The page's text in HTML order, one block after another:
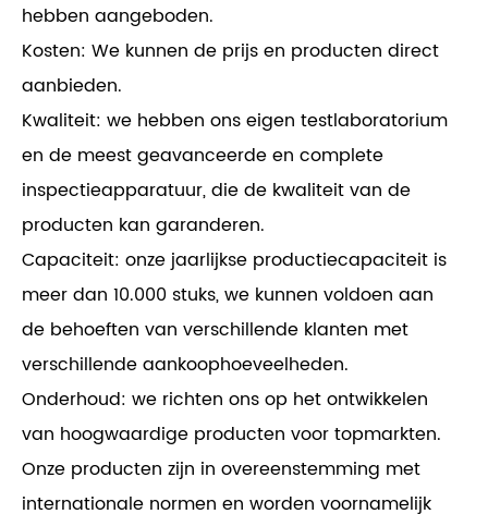
hebben aangeboden.
Kosten: We kunnen de prijs en producten direct
aanbieden.
Kwaliteit: we hebben ons eigen testlaboratorium
en de meest geavanceerde en complete
inspectieapparatuur, die de kwaliteit van de
producten kan garanderen.
Capaciteit: onze jaarlijkse productiecapaciteit is
meer dan 10.000 stuks, we kunnen voldoen aan
de behoeften van verschillende klanten met
verschillende aankoophoeveelheden.
Onderhoud: we richten ons op het ontwikkelen
van hoogwaardige producten voor topmarkten.
Onze producten zijn in overeenstemming met
internationale normen en worden voornamelijk